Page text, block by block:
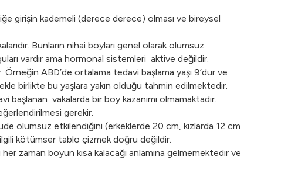
girişin kademeli (derece derece) olması ve bireysel
Bunların nihai boyları genel olarak olumsuz
vardır ama hormonal sistemleri aktive değildir.
Örneğin ABD’de ortalama tedavi başlama yaşı 9’dur ve
birlikte bu yaşlara yakın olduğu tahmin edilmektedir.
vakalarda bir boy kazanımı olmamaktadır.
gerekir.
olumsuz etkilendiğini (erkeklerde 20 cm, kızlarda 12 cm
kötümser tablo çizmek doğru değildir.
zaman boyun kısa kalacağı anlamına gelmemektedir ve